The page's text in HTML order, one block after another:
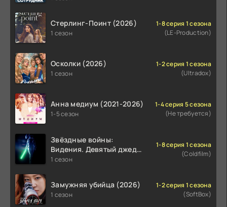
Стерлинг-Поинт (2026)
1 сезон
1-8 серия 1 сезона
(LE-Production)
Осколки (2026)
1 сезон
1-2 серия 1 сезона
(Ultradox)
Анна медиум (2021-2026)
1-5 сезон
1-4 серия 5 сезона
(Не требуется)
Звёздные войны:
Видения. Девятый джедай
(2026)
1 сезон
1-8 серия 1 сезона
(Coldfilm)
Замужняя убийца (2026)
1 сезон
1-2 серия 1 сезона
(SoftBox)